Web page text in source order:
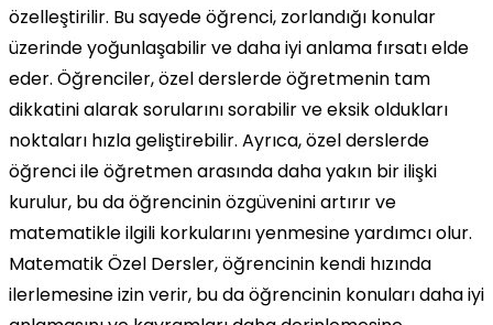
özelleştirilir. Bu sayede öğrenci, zorlandığı konular
üzerinde yoğunlaşabilir ve daha iyi anlama fırsatı elde
eder. Öğrenciler, özel derslerde öğretmenin tam
dikkatini alarak sorularını sorabilir ve eksik oldukları
noktaları hızla geliştirebilir. Ayrıca, özel derslerde
öğrenci ile öğretmen arasında daha yakın bir ilişki
kurulur, bu da öğrencinin özgüvenini artırır ve
matematikle ilgili korkularını yenmesine yardımcı olur.
Matematik Özel Dersler, öğrencinin kendi hızında
ilerlemesine izin verir, bu da öğrencinin konuları daha iyi